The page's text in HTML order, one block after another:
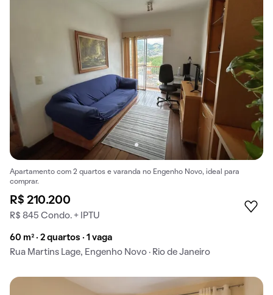
Apartamento com 2 quartos e varanda no Engenho Novo, ideal para
comprar.
R$ 210.200
R$ 845 Condo. + IPTU
60 m² · 2 quartos · 1 vaga
Rua Martins Lage, Engenho Novo · Rio de Janeiro